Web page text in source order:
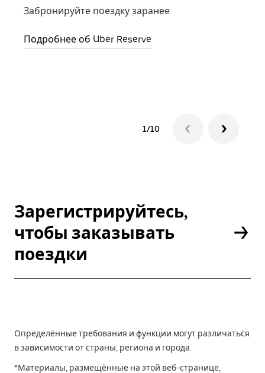
Забронируйте поездку заранее
Подробнее об Uber Reserve
1/10
Зарегистрируйтесь,
чтобы заказывать
поездки
Определённые требования и функции могут различаться
в зависимости от страны, региона и города.
*Материалы, размещённые на этой веб-странице,